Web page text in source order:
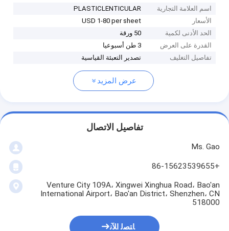
اسم العلامة التجارية
PLASTICLENTICULAR
الأسعار
USD 1-80 per sheet
الحد الأدنى لكمية
50 ورقة
القدرة على العرض
3 طن أسبوعيا
تفاصيل التغليف
تصدير التعبئة القياسية
عرض المزيد
تفاصيل الاتصال
Ms. Gao
+86-15623539655
Venture City 109A، Xingwei Xinghua Road، Bao'an
International Airport، Bao'an District، Shenzhen، CN
518000
ﺎﺘﺼﻟ ﺍﻶﻧ